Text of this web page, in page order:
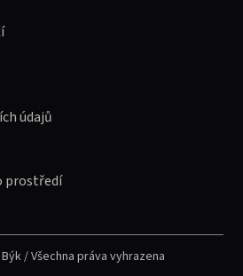
údajů
prostředí
/ Všechna práva vyhrazena